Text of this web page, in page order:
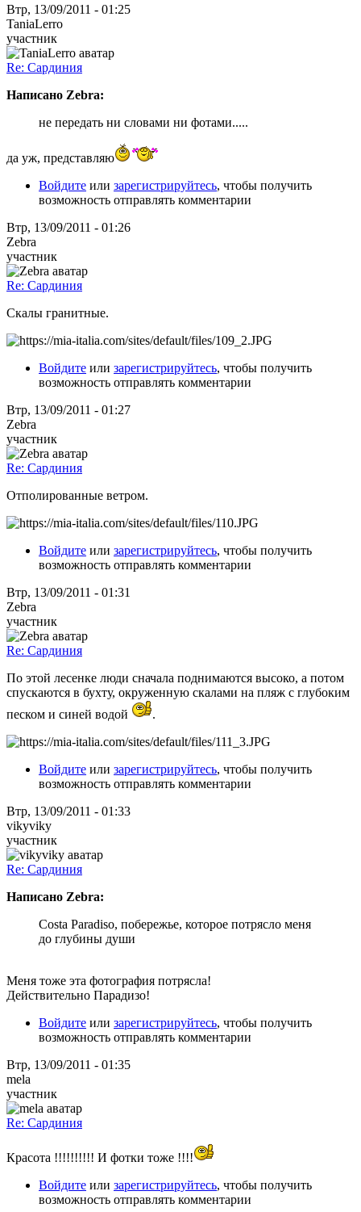
Втр, 13/09/2011 - 01:25
TaniaLerro
участник
Re: Сардиния
Написано Zebra:
не передать ни словами ни фотами.....
да уж, представляю
Войдите или зарегистрируйтесь, чтобы получить
возможность отправлять комментарии
Втр, 13/09/2011 - 01:26
Zebra
участник
Re: Сардиния
Скалы гранитные.
Войдите или зарегистрируйтесь, чтобы получить
возможность отправлять комментарии
Втр, 13/09/2011 - 01:27
Zebra
участник
Re: Сардиния
Отполированные ветром.
Войдите или зарегистрируйтесь, чтобы получить
возможность отправлять комментарии
Втр, 13/09/2011 - 01:31
Zebra
участник
Re: Сардиния
По этой лесенке люди сначала поднимаются высоко, а потом
спускаются в бухту, окруженную скалами на пляж с глубоким
песком и синей водой
.
Войдите или зарегистрируйтесь, чтобы получить
возможность отправлять комментарии
Втр, 13/09/2011 - 01:33
vikyviky
участник
Re: Сардиния
Написано Zebra:
Costa Paradiso, побережье, которое потрясло меня
до глубины души
Меня тоже эта фотография потрясла!
Действительно Парадизо!
Войдите или зарегистрируйтесь, чтобы получить
возможность отправлять комментарии
Втр, 13/09/2011 - 01:35
mela
участник
Re: Сардиния
Красота !!!!!!!!!! И фотки тоже !!!!
Войдите или зарегистрируйтесь, чтобы получить
возможность отправлять комментарии